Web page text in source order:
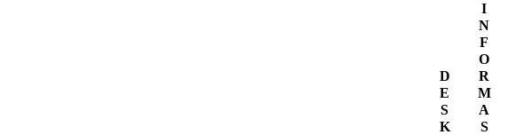
D
E
S
K
I
N
F
O
R
M
A
S